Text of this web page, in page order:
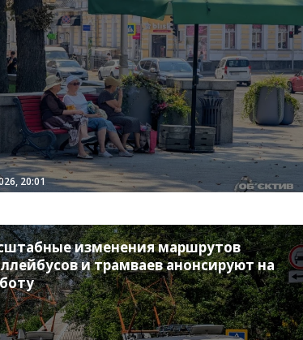
20:01
изменения маршрутов
и трамваев анонсируют на